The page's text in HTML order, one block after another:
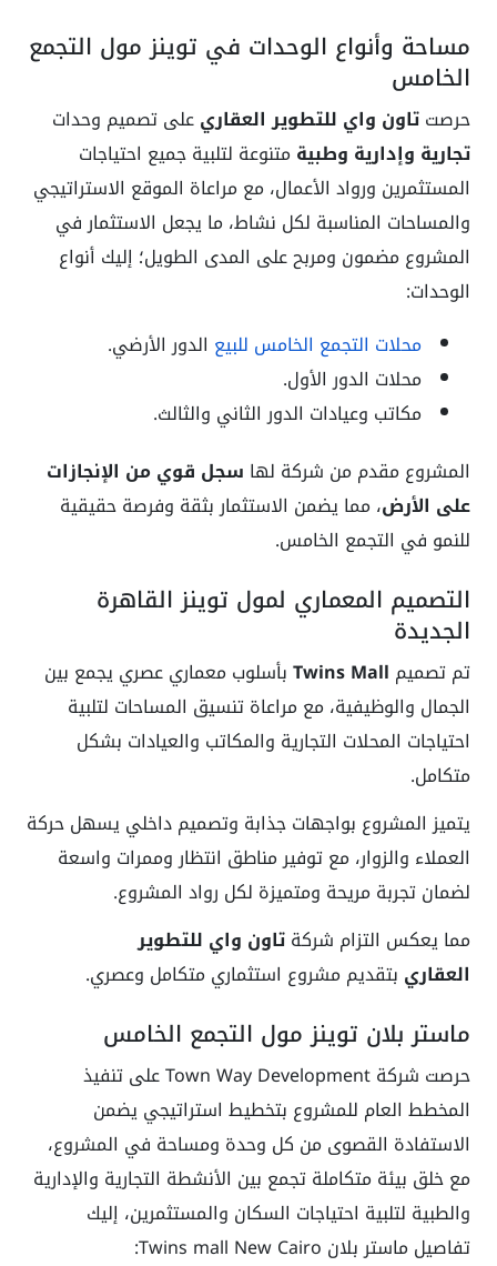
مساحة وأنواع الوحدات في توينز مول التجمع
الخامس
حرصتتاون واي للتطوير العقاريعلى تصميم وحدات
تجارية وإدارية وطبية متنوعة لتلبية جميع احتياجات
المستثمرين ورواد الأعمال، مع مراعاة الموقع الاستراتيجي
والمساحات المناسبة لكل نشاط، ما يجعل الاستثمار في
المشروع مضمون ومربح على المدى الطويل؛ إليك أنواع
الوحدات:
محلات التجمع الخامس للبيع الدور الأرضي.
محلات الدور الأول.
مكاتب وعيادات الدور الثاني والثالث.
المشروع مقدم من شركة لها سجل قوي من الإنجازات
على الأرض، مما يضمن الاستثمار بثقة وفرصة حقيقية
للنمو في التجمع الخامس.
التصميم المعماري لمول توينز القاهرة
الجديدة
تم تصميم Twins Mallبأسلوب معماري عصري يجمع بين
الجمال والوظيفية، مع مراعاة تنسيق المساحات لتلبية
احتياجات المحلات التجارية والمكاتب والعيادات بشكل
متكامل.
يتميز المشروع بواجهات جذابة وتصميم داخلي يسهل حركة
العملاء والزوار، مع توفير مناطق انتظار وممرات واسعة
لضمان تجربة مريحة ومتميزة لكل رواد المشروع.
مما يعكس التزام شركةتاون واي للتطوير
العقاري بتقديم مشروع استثماري متكامل وعصري.
ماستر بلان توينز مول التجمع الخامس
حرصت شركة Town Way Development على تنفيذ
المخطط العام للمشروع بتخطيط استراتيجي يضمن
الاستفادة القصوى من كل وحدة ومساحة في المشروع،
مع خلق بيئة متكاملة تجمع بين الأنشطة التجارية والإدارية
والطبية لتلبية احتياجات السكان والمستثمرين، إليك
تفاصيل ماستر بلان Twins mall New Cairo: